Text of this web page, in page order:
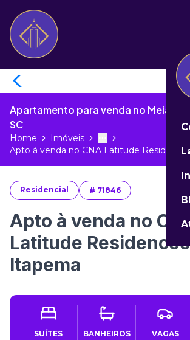
Apartamento para venda no Meia
SC
Home Imóveis More
Toggle menu
Apto à venda no CNA Latitude Reside...
Residencial # 71846
Apto à venda no
Latitude
Itapema
SUÍTES BANHEIROS VAGAS